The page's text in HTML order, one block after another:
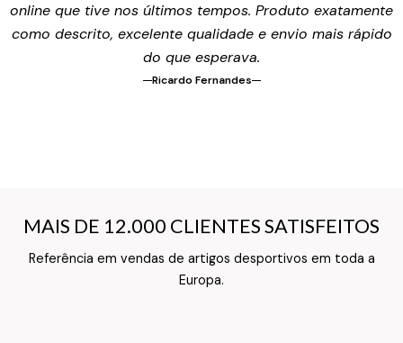
online que tive nos últimos tempos. Produto exatamente
como descrito, excelente qualidade e envio mais rápido
do que esperava.
Ricardo Fernandes
MAIS DE 12.000 CLIENTES SATISFEITOS
Referência em vendas de artigos desportivos em toda a
Europa.
MAIS DE 12.000 CLIENTES SATISFEITOS
Texto do Verso do Cartão de Informação